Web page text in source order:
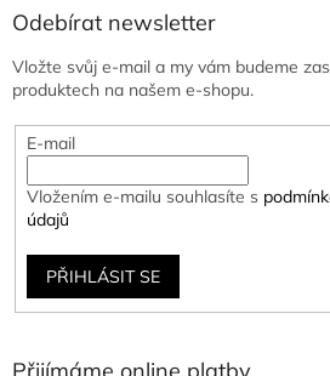
Odebírat newsletter
Vložte svůj e-mail a my vám budeme
produktech na našem e-shopu.
E-mail
Vložením e-mailu souhlasíte s
údajů
PŘIHLÁSIT SE
Přijímáme online platby